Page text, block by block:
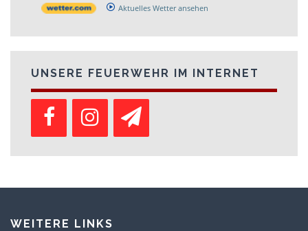
Aktuelles Wetter ansehen
UNSERE FEUERWEHR IM INTERNET
WEITERE LINKS